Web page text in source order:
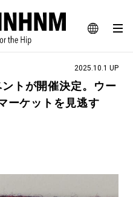
JA
EN
SNAP
ライフスタイルWEBマガジン
グッド図鑑
JOURNAL
2025.10.1 UP
トが開催決定。ウー
ーケットを見逃す